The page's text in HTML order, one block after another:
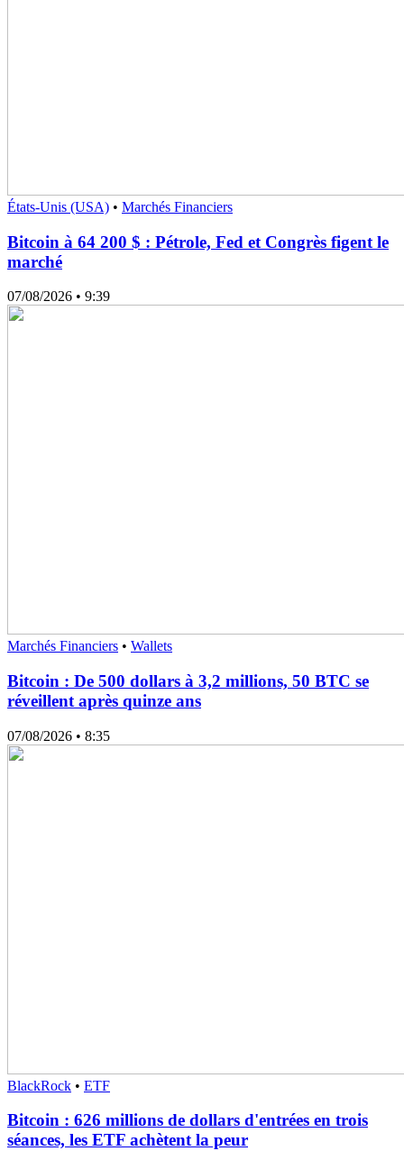
États-Unis (USA) • Marchés Financiers
Bitcoin à 64 200 $ : Pétrole, Fed et Congrès figent le
marché
07/08/2026 • 9:39
Marchés Financiers • Wallets
Bitcoin : De 500 dollars à 3,2 millions, 50 BTC se
réveillent après quinze ans
07/08/2026 • 8:35
BlackRock • ETF
Bitcoin : 626 millions de dollars d'entrées en trois
séances, les ETF achètent la peur